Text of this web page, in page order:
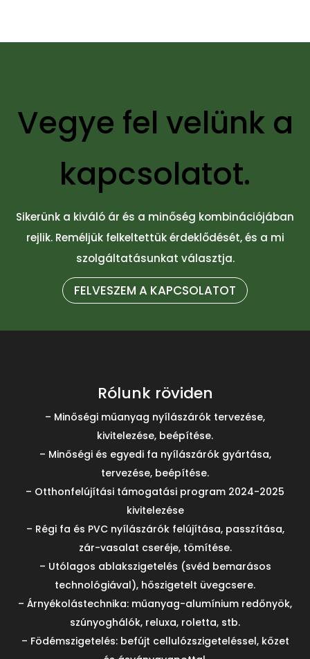
Vegye fel velünk a
kapcsolatot.
Sikerünk a kiváló ár és a minőség kombinációjában
rejlik. Reméljük felkeltettük érdeklődését, és a mi
szolgáltatásunkat választja.
FELVESZEM A KAPCSOLATOT
Rólunk röviden
– Minőségi műanyag nyílászárók tervezése,
kivitelezése, beépítése.
– Minőségi és egyedi fa nyílászárók gyártása,
tervezése, beépítése.
– Otthonfelújítási támogatási program 2024-2025
kivitelezése
– Régi fa és PVC nyílászárók felújítása, passzítása,
zár-vasalat cseréje, tömítése.
– Utólagos ablakszigetelés (svéd bemarásos
technológiával), hőszigetelt üvegcsere.
– Árnyékolástechnika: műanyag-alumínium redőnyök,
szúnyoghálók, reluxa, roletta, stb.
– Födémszigetelés: befújt cellulózszigeteléssel, kőzet